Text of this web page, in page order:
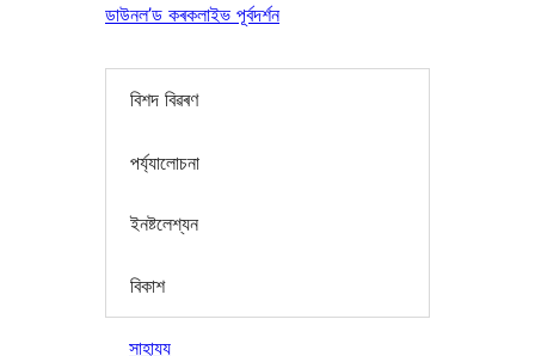
ডাউনল’ড কৰকলাইভ পূৰ্বদৰ্শন
বিশদ বিৱৰণ
পৰ্য্যালোচনা
ইনষ্টলেশ্যন
বিকাশ
সাহায্য